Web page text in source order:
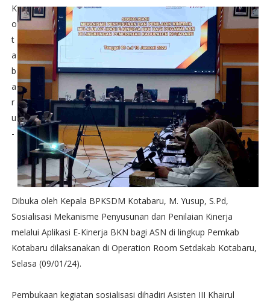
K
o
t
a
b
a
r
u
-
Dibuka oleh Kepala BPKSDM Kotabaru, M. Yusup, S.Pd,
Sosialisasi Mekanisme Penyusunan dan Penilaian Kinerja
melalui Aplikasi E-Kinerja BKN bagi ASN di lingkup Pemkab
Kotabaru dilaksanakan di Operation Room Setdakab Kotabaru,
Selasa (09/01/24).
Pembukaan kegiatan sosialisasi dihadiri Asisten III Khairul